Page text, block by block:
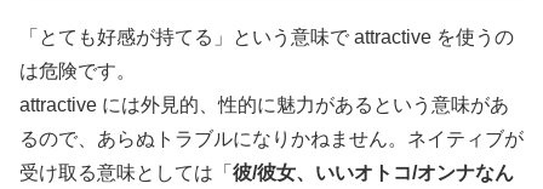
「とても好感が持てる」という意味で attractive を使うの
は危険です。
attractive には外見的、性的に魅力があるという意味があ
るので、あらぬトラブルになりかねません。ネイティブが
受け取る意味としては「 彼/彼女、いいオトコ/オンナなん